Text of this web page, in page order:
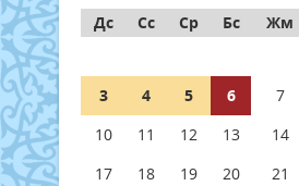
Дс
Сс Ср Бс Жм
3
4 5 6 7
10
11 12 13 14
17
18 19 20 21